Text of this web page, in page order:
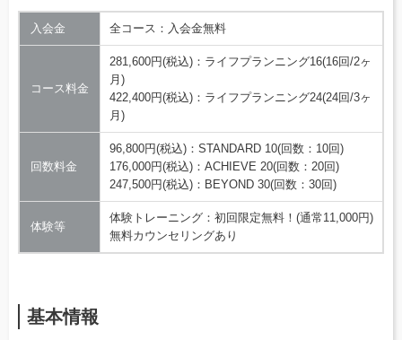
入会金 全コース：入会金無料
コース料金
281,600円(税込)：ライフプランニング16(16回/2ヶ
月)
422,400円(税込)：ライフプランニング24(24回/3ヶ
月)
回数料金
96,800円(税込)：STANDARD 10(回数：10回)
176,000円(税込)：ACHIEVE 20(回数：20回)
247,500円(税込)：BEYOND 30(回数：30回)
体験等
体験トレーニング：初回限定無料！(通常11,000円)
無料カウンセリングあり
基本情報